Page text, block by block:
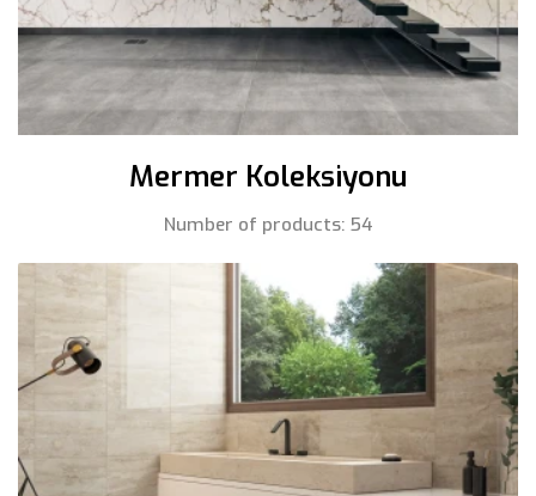
Mermer Koleksiyonu
Number of products: 54